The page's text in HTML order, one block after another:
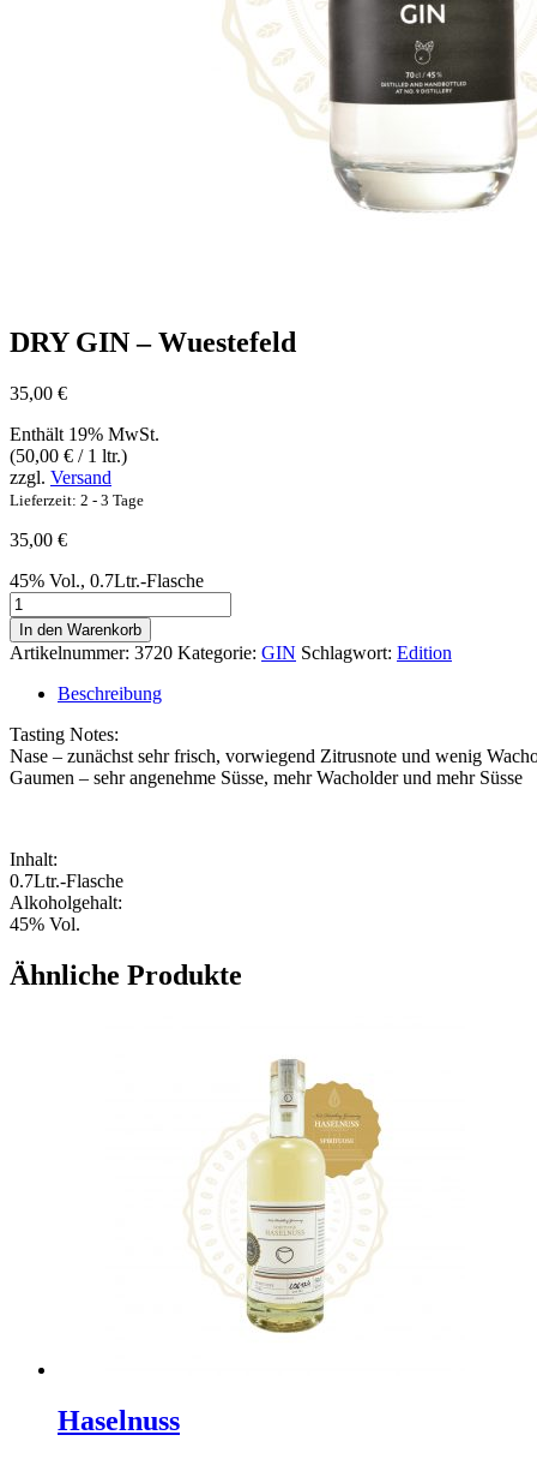
DRY GIN – Wuestefeld
35,00 €
Enthält 19% MwSt.
(50,00 € / 1 ltr.)
zzgl. Versand
Lieferzeit: 2 - 3 Tage
35,00 €
45% Vol., 0.7Ltr.-Flasche
DRY
GIN
-
Wuestefeld
Menge
In den Warenkorb
Artikelnummer: 3720 Kategorie: GIN Schlagwort: Edition
Beschreibung
Tasting Notes:
Nase – zunächst sehr frisch, vorwiegend Zitrusnote und wenig
Gaumen – sehr angenehme Süsse, mehr Wacholder und mehr Süsse
Inhalt:
0.7Ltr.-Flasche
Alkoholgehalt:
45% Vol.
Ähnliche Produkte
Haselnuss